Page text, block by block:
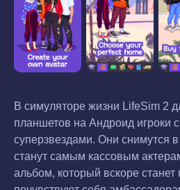
В симуляторе жизни LifeSim 2
планшетов на Андроид игроки
суперзвездами. Они снимутся
станут самым кассовым
альбом, который вскоре